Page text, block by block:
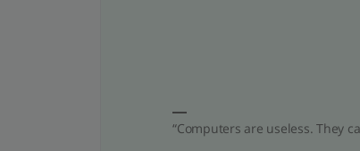
“Computers are useless. They